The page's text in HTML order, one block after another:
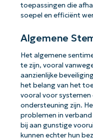
toepassingen die
soepel en efficiënt
Algemene
Het algemene
te zijn, vooral
aanzienlijke
het belang van het
vooral voor systemen
ondersteuning zijn.
problemen in
bij aan gunstige
kunnen echter hun